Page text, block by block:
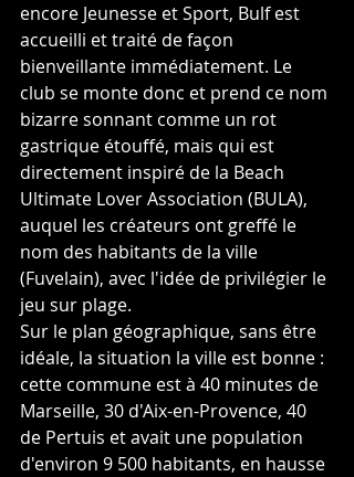
encore Jeunesse et Sport, Bulf est
accueilli et traité de façon
bienveillante immédiatement. Le
club se monte donc et prend ce nom
bizarre sonnant comme un rot
gastrique étouffé, mais qui est
directement inspiré de la Beach
Ultimate Lover Association (BULA),
auquel les créateurs ont greffé le
nom des habitants de la ville
(Fuvelain), avec l'idée de privilégier le
jeu sur plage.
Sur le plan géographique, sans être
idéale, la situation la ville est bonne :
cette commune est à 40 minutes de
Marseille, 30 d'Aix-en-Provence, 40
de Pertuis et avait une population
d'environ 9 500 habitants, en hausse